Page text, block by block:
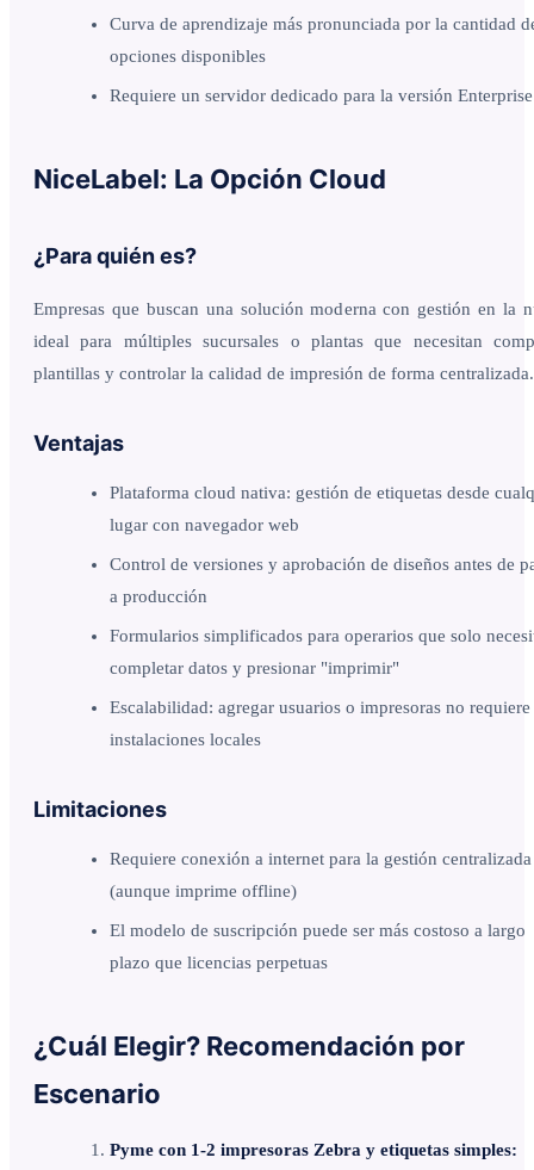
Curva de aprendizaje más pronunciada por la cantidad
opciones disponibles
Requiere un servidor dedicado para la versión Enterprise
NiceLabel: La Opción Cloud
¿Para quién es?
Empresas que buscan una solución moderna con gestión en la
ideal para múltiples sucursales o plantas que necesitan
plantillas y controlar la calidad de impresión de forma centralizada.
Ventajas
Plataforma cloud nativa: gestión de etiquetas desde
lugar con navegador web
Control de versiones y aprobación de diseños antes de
a producción
Formularios simplificados para operarios que solo
completar datos y presionar "imprimir"
Escalabilidad: agregar usuarios o impresoras no requiere
instalaciones locales
Limitaciones
Requiere conexión a internet para la gestión centralizada
(aunque imprime offline)
El modelo de suscripción puede ser más costoso a largo
plazo que licencias perpetuas
¿Cuál Elegir? Recomendación por
Escenario
Pyme con 1-2 impresoras Zebra y etiquetas simples: